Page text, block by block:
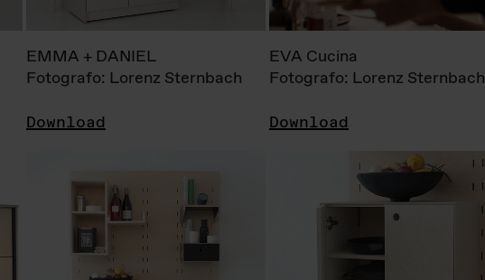
EMMA + DANIEL
Fotografo: Lorenz Sternbach
Download
EVA Cucina
Fotografo: Lorenz Sternbach
Download